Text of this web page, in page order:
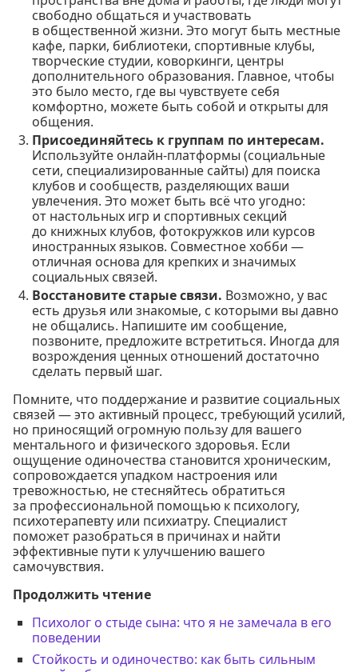
свободно общаться и участвовать
в общественной жизни. Это могут быть местные
кафе, парки, библиотеки, спортивные клубы,
творческие студии, коворкинги, центры
дополнительного образования. Главное, чтобы
это было место, где вы чувствуете себя
комфортно, можете быть собой и открыты для
общения.
Присоединяйтесь к группам по интересам.
Используйте онлайн-платформы (социальные
сети, специализированные сайты) для поиска
клубов и сообществ, разделяющих ваши
увлечения. Это может быть всё что угодно:
от настольных игр и спортивных секций
до книжных клубов, фотокружков или курсов
иностранных языков. Совместное хобби —
отличная основа для крепких и значимых
социальных связей.
Восстановите старые связи. Возможно, у вас
есть друзья или знакомые, с которыми вы давно
не общались. Напишите им сообщение,
позвоните, предложите встретиться. Иногда для
возрождения ценных отношений достаточно
сделать первый шаг.
Помните, что поддержание и развитие социальных
связей — это активный процесс, требующий усилий,
но приносящий огромную пользу для вашего
ментального и физического здоровья. Если
ощущение одиночества становится хроническим,
сопровождается упадком настроения или
тревожностью, не стесняйтесь обратиться
за профессиональной помощью к психологу,
психотерапевту или психиатру. Специалист
поможет разобраться в причинах и найти
эффективные пути к улучшению вашего
самочувствия.
Продолжить чтение
Психолог о стыде сына: что я не замечала в его
поведении
Стойкость и одиночество: как быть сильным